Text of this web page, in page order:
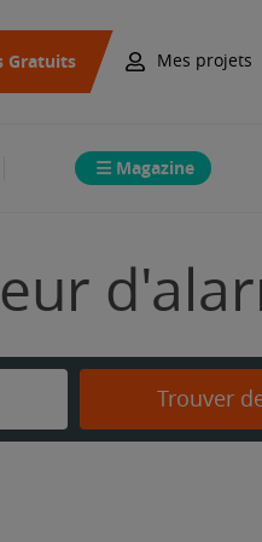
Gratuits Mes projets
Magazine
Trouver